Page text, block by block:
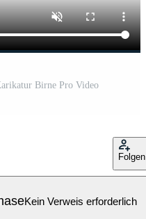
Birne Pro Video
Folgen
Kein Verweis erforderlich